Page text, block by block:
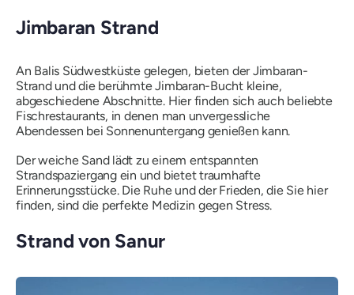
Jimbaran Strand
An Balis Südwestküste gelegen, bieten der Jimbaran-
Strand und die berühmte Jimbaran-Bucht kleine,
abgeschiedene Abschnitte. Hier finden sich auch beliebte
Fischrestaurants, in denen man unvergessliche
Abendessen bei Sonnenuntergang genießen kann.
Der weiche Sand lädt zu einem entspannten
Strandspaziergang ein und bietet traumhafte
Erinnerungsstücke. Die Ruhe und der Frieden, die Sie hier
finden, sind die perfekte Medizin gegen Stress.
Strand von Sanur